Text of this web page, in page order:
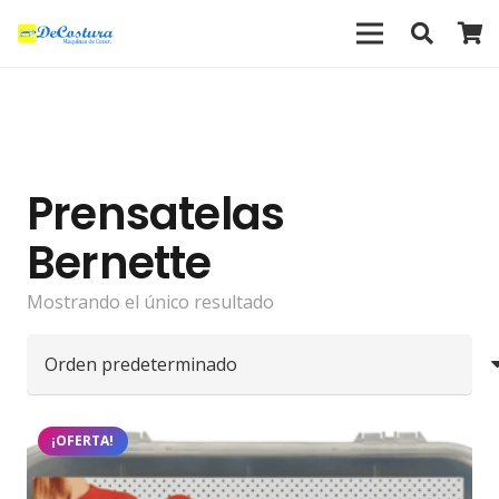
Prensatelas
Bernette
Mostrando el único resultado
¡OFERTA!